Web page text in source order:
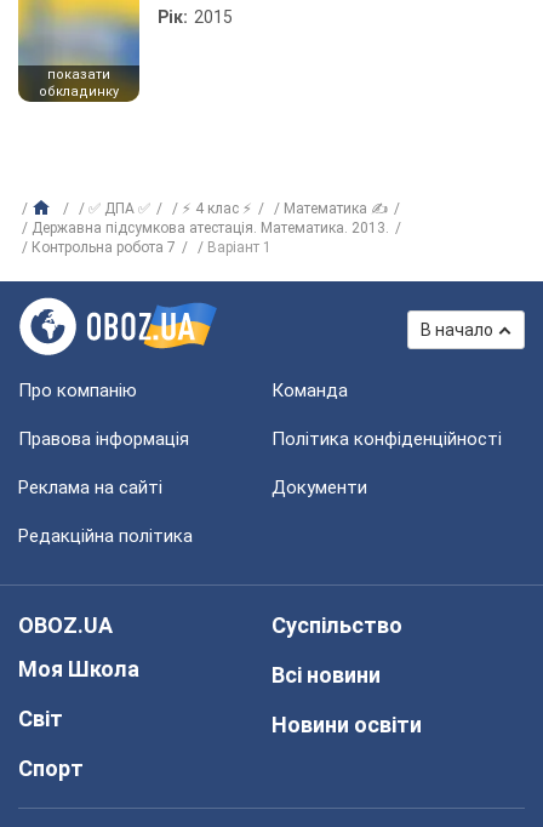
показати
обкладинку
Рік: 2015
✅ ДПА ✅ ⚡ 4 клас ⚡
Математика ✍
Державна підсумкова атестація. Математика. 2013.
Контрольна робота 7
Варіант 1
В начало
Про компанію Команда
Правова інформація Політика конфіденційності
Реклама на сайті Документи
Редакційна політика
OBOZ.UA
Моя Школа
Світ
Спорт
Суспільство
Всі новини
Новини освіти